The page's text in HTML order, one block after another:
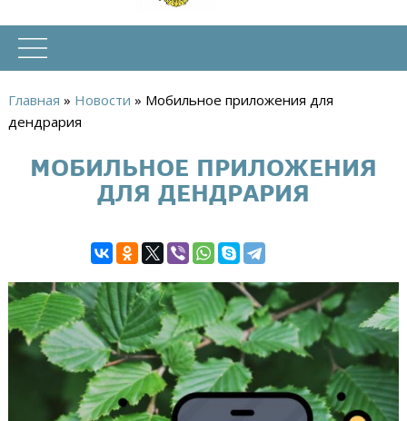
Вы
здесь
Главная » Новости » Мобильное приложения для
дендрария
МОБИЛЬНОЕ ПРИЛОЖЕНИЯ
ДЛЯ ДЕНДРАРИЯ